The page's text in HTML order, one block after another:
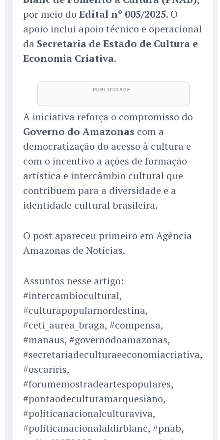
por meio do Edital nº 005/2025. O
apoio inclui apoio técnico e operacional
da Secretaria de Estado de Cultura e
Economia Criativa.
A iniciativa reforça o compromisso do
Governo do Amazonas com a
democratização do acesso à cultura e
com o incentivo a ações de formação
artística e intercâmbio cultural que
contribuem para a diversidade e a
identidade cultural brasileira.
O post apareceu primeiro em Agência
Amazonas de Notícias.
Assuntos nesse artigo:
#intercambiocultural,
#culturapopularnordestina,
#ceti_aurea_braga, #compensa,
#manaus, #governodoamazonas,
#secretariadeculturaeeconomiacriativa,
#oscariris,
#forumemostradeartespopulares,
#pontaodeculturamarquesiano,
#politicanacionalculturaviva,
#politicanacionalaldirblanc, #pnab,